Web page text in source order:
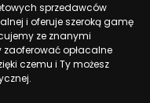
sprzedawców
i oferuje szeroką gamę
ze znanymi
opłacalne
czemu i Ty możesz